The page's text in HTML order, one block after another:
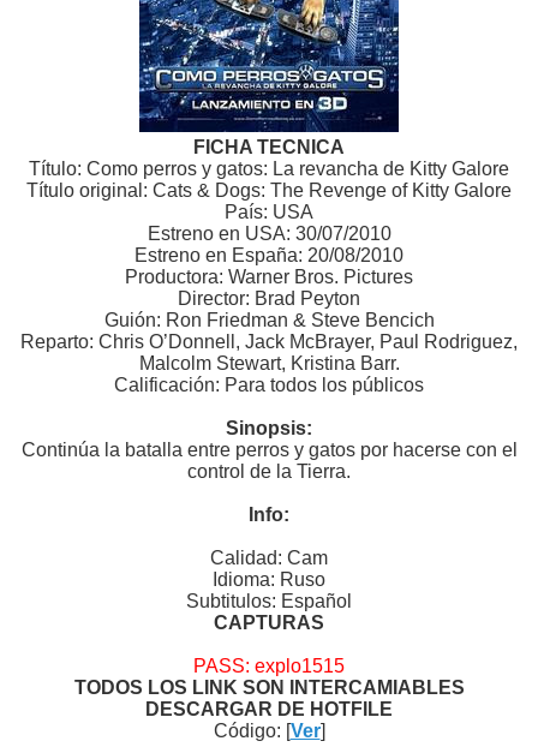
FICHA TECNICA
Título: Como perros y gatos: La revancha de Kitty Galore
Título original: Cats & Dogs: The Revenge of Kitty Galore
País: USA
Estreno en USA: 30/07/2010
Estreno en España: 20/08/2010
Productora: Warner Bros. Pictures
Director: Brad Peyton
Guión: Ron Friedman & Steve Bencich
Reparto: Chris O’Donnell, Jack McBrayer, Paul Rodriguez,
Malcolm Stewart, Kristina Barr.
Calificación: Para todos los públicos
Sinopsis:
Continúa la batalla entre perros y gatos por hacerse con el
control de la Tierra.
Info:
Calidad: Cam
Idioma: Ruso
Subtitulos: Español
CAPTURAS
PASS: explo1515
TODOS LOS LINK SON INTERCAMIABLES
DESCARGAR DE HOTFILE
Código: [Ver]